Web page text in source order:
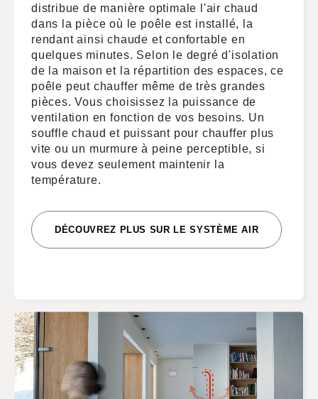
distribue de manière optimale l'air chaud
dans la pièce où le poêle est installé, la
rendant ainsi chaude et confortable en
quelques minutes. Selon le degré d'isolation
de la maison et la répartition des espaces, ce
poêle peut chauffer même de très grandes
pièces. Vous choisissez la puissance de
ventilation en fonction de vos besoins. Un
souffle chaud et puissant pour chauffer plus
vite ou un murmure à peine perceptible, si
vous devez seulement maintenir la
température.
DÉCOUVREZ PLUS SUR LE SYSTÈME AIR